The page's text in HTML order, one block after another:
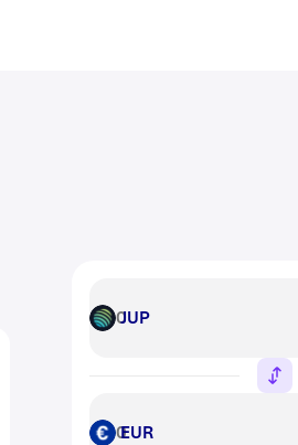
JUP JUP
EUR EUR